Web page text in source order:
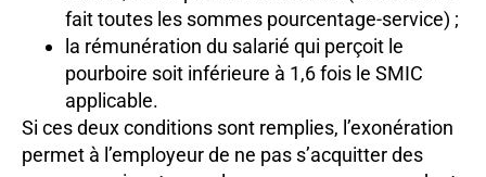
fait toutes les sommes pourcentage-service) ;
la rémunération du salarié qui perçoit le
pourboire soit inférieure à 1,6 fois le SMIC
applicable.
Si ces deux conditions sont remplies, l’exonération
permet à l’employeur de ne pas s’acquitter des